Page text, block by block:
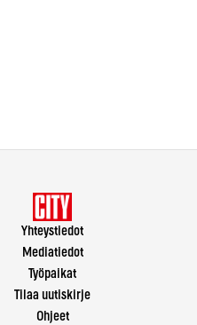
Yhteystiedot
Mediatiedot
Työpaikat
Tilaa uutiskirje
Ohjeet